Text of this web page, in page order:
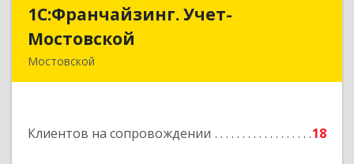
1С:Франчайзинг. Учет-
Мостовской
Мостовской
Клиентов на сопровождении 18
1С:Франчайзинг. Учет-